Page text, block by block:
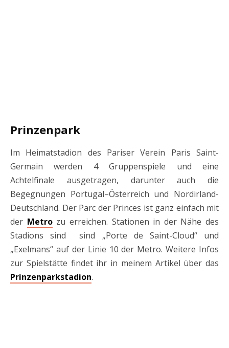
Prinzenpark
Im Heimatstadion des Pariser Verein Paris Saint-
Germain werden 4 Gruppenspiele und eine
Achtelfinale ausgetragen, darunter auch die
Begegnungen Portugal–Österreich und Nordirland-
Deutschland. Der Parc der Princes ist ganz einfach mit
der Metrozu erreichen. Stationen in der Nähe des
Stadions sind sind „Porte de Saint-Cloud“ und
„Exelmans“ auf der Linie 10 der Metro. Weitere Infos
zur Spielstätte findet ihr in meinem Artikel über das
Prinzenparkstadion.